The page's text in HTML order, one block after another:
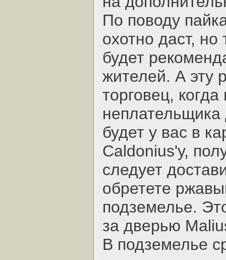
По поводу
охотно даст,
будет
жителей. А эту
торговец,
неплательщика
будет у вас в
Caldonius'у,
следует
обретете
подземелье.
за дверью
В подземелье